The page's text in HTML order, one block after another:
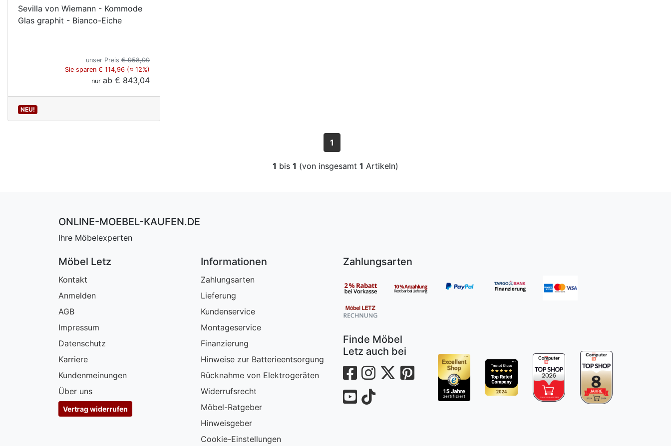
Sevilla von Wiemann - Kommode
Glas graphit - Bianco-Eiche
unser Preis € 958,00
Sie sparen € 114,96 (≈ 12%)
nur ab € 843,04
NEU!
1
1 bis 1 (von insgesamt 1 Artikeln)
ONLINE-MOEBEL-KAUFEN.DE
Ihre Möbelexperten
Möbel Letz
Kontakt
Anmelden
AGB
Impressum
Datenschutz
Karriere
Kundenmeinungen
Über uns
Vertrag widerrufen
Informationen
Zahlungsarten
Lieferung
Kundenservice
Montageservice
Finanzierung
Hinweise zur Batterieentsorgung
Rücknahme von Elektrogeräten
Widerrufsrecht
Möbel-Ratgeber
Hinweisgeber
Cookie-Einstellungen
Zahlungsarten
Finde Möbel
Letz auch bei